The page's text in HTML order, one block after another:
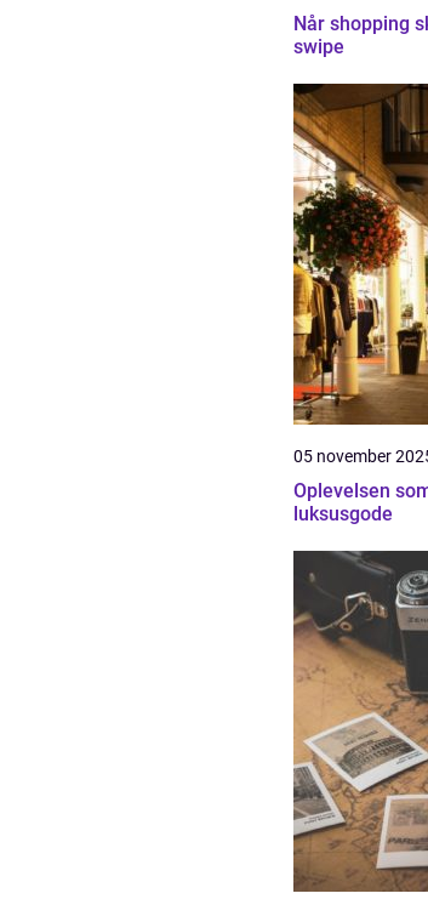
Når shopping
swipe
05 november
Oplevelsen
luksusgode